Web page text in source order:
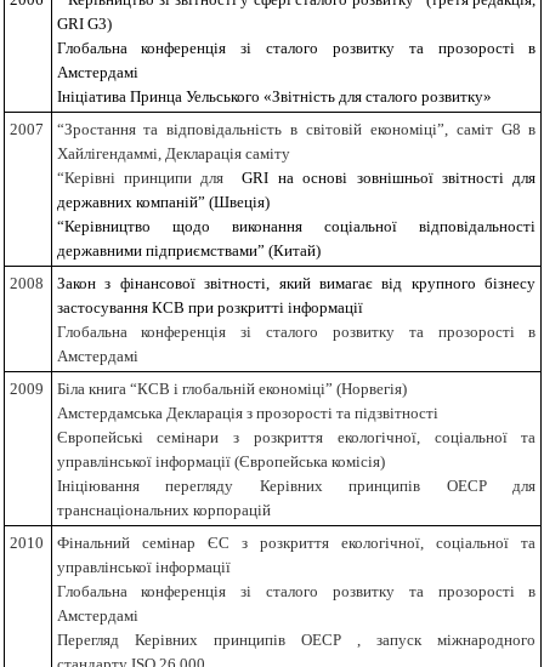
GRI G3)
Глобальна конференція зі сталого розвитку та прозорості в
Амстердамі
Ініціатива Принца Уельського «Звітність для сталого розвитку»
2007
“Зростання та відповідальність в світовій економіці”, саміт G8 в
Хайлігендаммі, Декларація саміту
“Керівні принципи дляGRI на основі зовнішньої звітності для
державних компаній” (Швеція)
“Керівництво щодо виконання соціальної відповідальності
державними підприємствами” (Китай)
2008
Закон з фінансової звітності, який вимагає від крупного бізнесу
застосування КСВ при розкритті інформації
Глобальна конференція зі сталого розвитку та прозорості в
Амстердамі
2009
Біла книга “КСВ і глобальній економіці” (Норвегія)
Амстердамська Декларація з прозорості та підзвітності
Європейські семінари з розкриття екологічної, соціальної та
управлінської інформації (Європейська комісія)
Ініціювання перегляду Керівних принципів ОЕСР для
транснаціональних корпорацій
2010
Фінальний семінар ЄС з розкриття екологічної, соціальної та
управлінської інформації
Глобальна конференція зі сталого розвитку та прозорості в
Амстердамі
Перегляд Керівних принципів ОЕСР ,запуск міжнародного